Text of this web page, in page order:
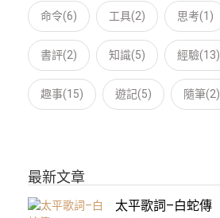
命令(6) 工具(2) 思考(1)
書評(2) 知識(5) 經驗(13)
趣事(15) 遊記(5) 隨筆(2)
最新文章
太平歌詞–白蛇傳